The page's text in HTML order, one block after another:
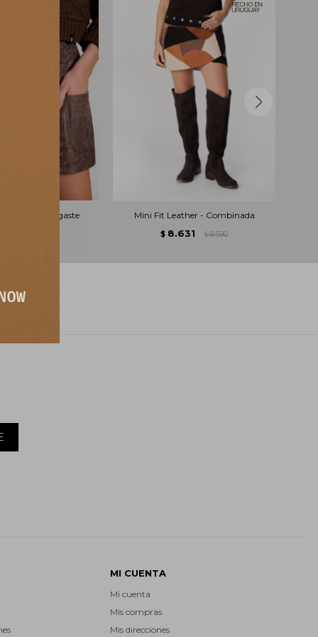
Capas - Desgaste Mini Fit Leather - Combinada
$ 8.631 $ 9.590
MI CUENTA
Mi cuenta
Mis compras
Mis direcciones